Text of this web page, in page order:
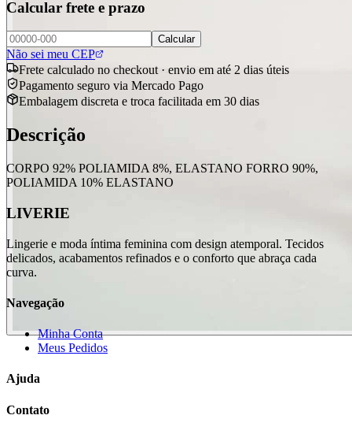
Calcular frete e prazo
Calcular
Não sei meu CEP
Frete calculado no checkout · envio em até 2 dias úteis
Pagamento seguro via Mercado Pago
Embalagem discreta e troca facilitada em 30 dias
Descrição
CORPO 92% POLIAMIDA 8%, ELASTANO FORRO 90%,
POLIAMIDA 10% ELASTANO
LIVERIE
Lingerie e moda íntima feminina com design atemporal. Tecidos
delicados, acabamentos refinados e o conforto que abraça cada
curva.
Navegação
Minha Conta
Meus Pedidos
Ajuda
Contato